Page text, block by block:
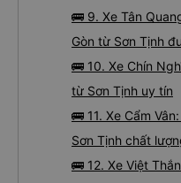
🚌 9. Xe Tân
Gòn từ Sơn Tịnh
🚌 10. Xe Chín
từ Sơn Tịnh uy tín
🚌 11. Xe Cẩm
Sơn Tịnh chất
🚌 12. Xe Việt